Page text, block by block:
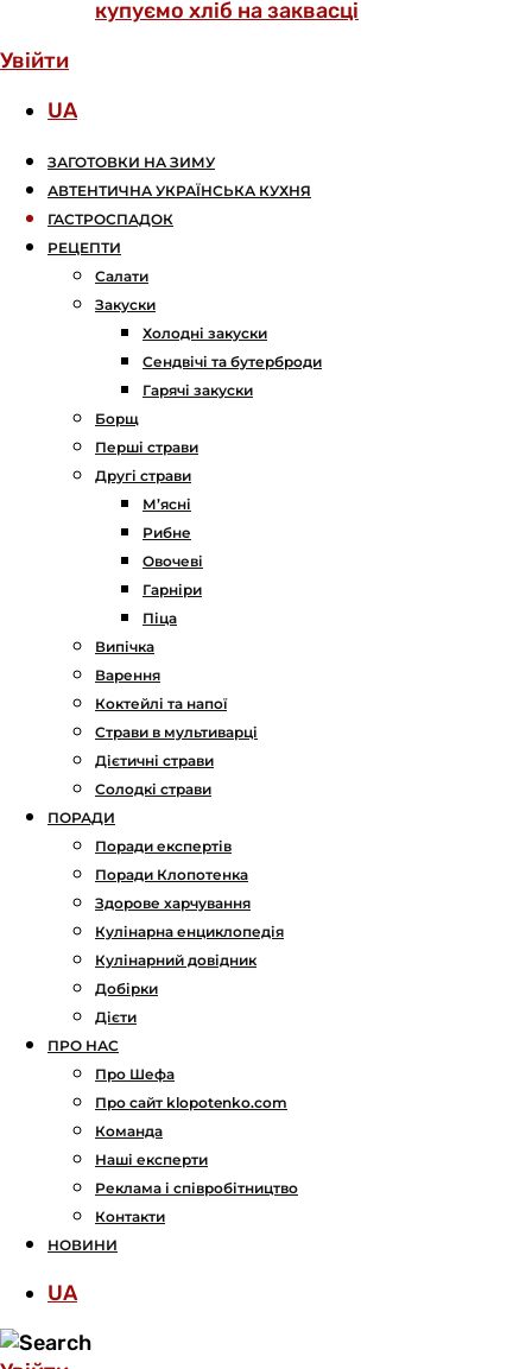
купуємо хліб на заквасці
Увійти
UA
ЗАГОТОВКИ НА ЗИМУ
АВТЕНТИЧНА УКРАЇНСЬКА КУХНЯ
ГАСТРОСПАДОК
РЕЦЕПТИ
Салати
Закуски
Холодні закуски
Сендвічі та бутерброди
Гарячі закуски
Борщ
Перші страви
Другі страви
М’ясні
Рибне
Овочеві
Гарніри
Піца
Випічка
Варення
Коктейлі та напої
Страви в мультиварці
Дієтичні страви
Солодкі страви
ПОРАДИ
Поради експертів
Поради Клопотенка
Здорове харчування
Кулінарна енциклопедія
Кулінарний довідник
Добірки
Дієти
ПРО НАС
Про Шефа
Про сайт klopotenko.com
Команда
Наші експерти
Реклама і співробітництво
Контакти
НОВИНИ
UA